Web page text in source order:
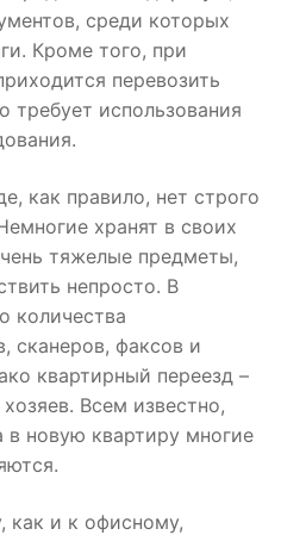
среди которых
Кроме того, при
перевозить
использования
как правило, нет строго
хранят в своих
тяжелые предметы,
непросто. В
количества
сканеров, факсов и
квартирный переезд –
Всем известно,
в новую квартиру многие
как и к офисному,